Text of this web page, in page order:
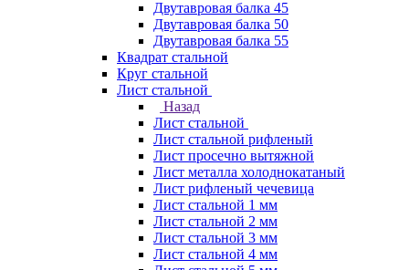
Двутавровая балка 45
Двутавровая балка 50
Двутавровая балка 55
Квадрат стальной
Круг стальной
Лист стальной
Назад
Лист стальной
Лист стальной рифленый
Лист просечно вытяжной
Лист металла холоднокатаный
Лист рифленый чечевица
Лист стальной 1 мм
Лист стальной 2 мм
Лист стальной 3 мм
Лист стальной 4 мм